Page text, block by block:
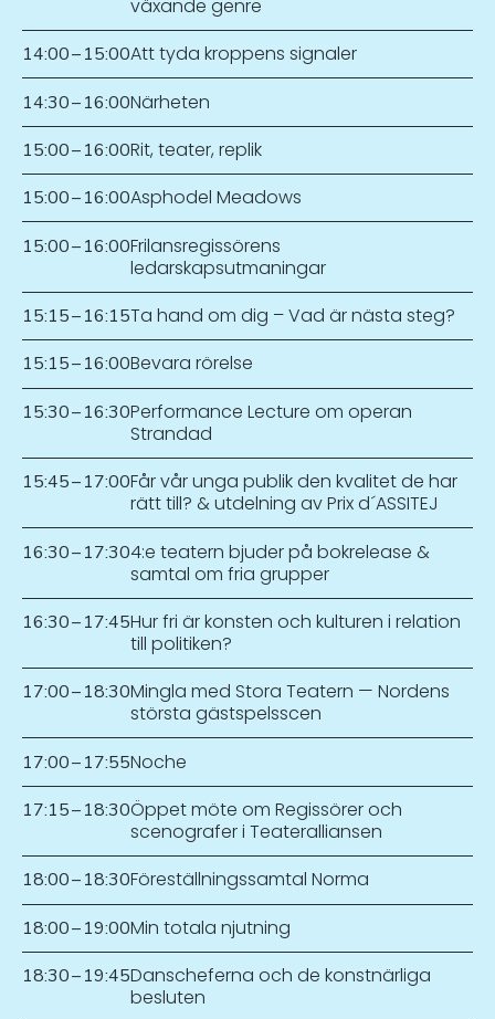
växande genre
14:00–15:00Att tyda kroppens signaler
14:30–16:00Närheten
15:00–16:00Rit, teater, replik
15:00–16:00Asphodel Meadows
15:00–16:00Frilansregissörens
ledarskapsutmaningar
15:15–16:15Ta hand om dig – Vad är nästa steg?
15:15–16:00Bevara rörelse
15:30–16:30Performance Lecture om operan
Strandad
15:45–17:00Får vår unga publik den kvalitet de har
rätt till? & utdelning av Prix d´ASSITEJ
16:30–17:304:e teatern bjuder på bokrelease &
samtal om fria grupper
16:30–17:45Hur fri är konsten och kulturen i relation
till politiken?
17:00–18:30Mingla med Stora Teatern — Nordens
största gästspelsscen
17:00–17:55Noche
17:15–18:30Öppet möte om Regissörer och
scenografer i Teateralliansen
18:00–18:30Föreställningssamtal Norma
18:00–19:00Min totala njutning
18:30–19:45Danscheferna och de konstnärliga
besluten